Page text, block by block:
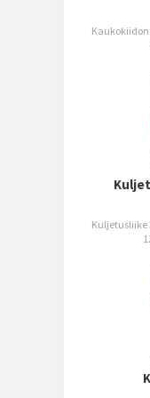
Kuljetusliike